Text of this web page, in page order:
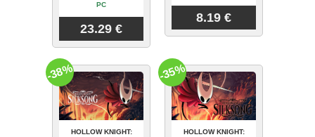
PC
23.29 €
8.19 €
HOLLOW KNIGHT:
-38%
HOLLOW KNIGHT:
-35%